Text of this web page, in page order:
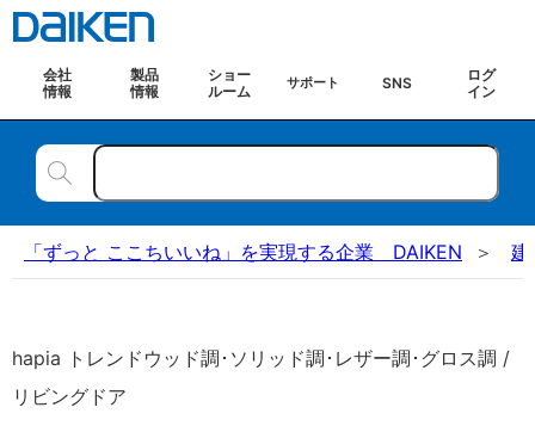
会社
情報
製品
情報
ショー
ルーム
サポート SNS
ログ
イン
「ずっと ここちいいね」を実現する企業 DAIKEN 建
hapia トレンドウッド調･ソリッド調･レザー調･グロス調 /
リビングドア